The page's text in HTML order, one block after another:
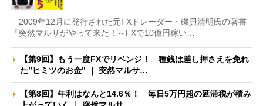
2009年12月に発行された元FXトレーダー・磯貝清明氏の著書
『突然マルサがやって来た！～FXで10億円稼い…
【第9回】もう一度FXでリベンジ！ 種銭は差し押さえを免れ
た”ヒミツのお金” ｜ 突然マルサ…
【第8回】年利はなんと14.6％！ 毎日5万円超の延滞税が積み